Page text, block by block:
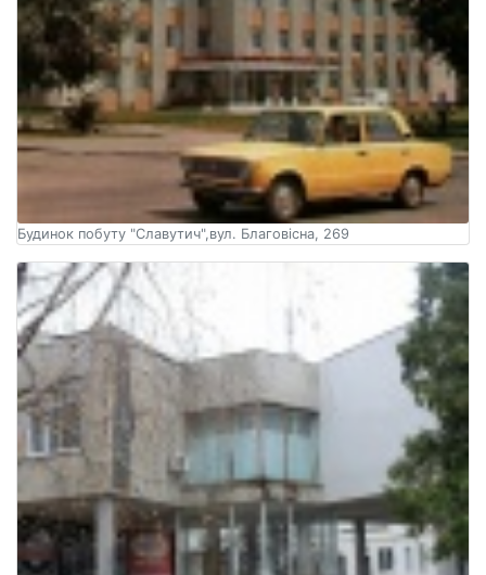
Будинок побуту "Славутич",вул. Благовісна, 269